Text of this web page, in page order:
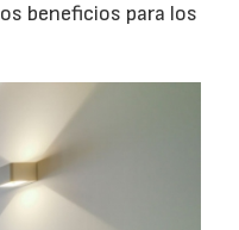
beneficios para los